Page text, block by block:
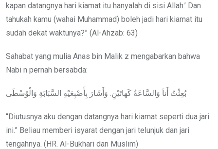
kapan datangnya hari kiamat itu hanyalah di sisi Allah.’ Dan
tahukah kamu (wahai Muhammad) boleh jadi hari kiamat itu
sudah dekat waktunya?” (Al-Ahzab: 63)
Sahabat yang mulia Anas bin Malik z mengabarkan bahwa
Nabi n pernah bersabda:
بُعِثْتُ أَناَ وَالسَّاعَةُ كَهاتَيْنِ. وَأَشَارَ بِأَصْبِعَيْهِ السَّبَابَةِ وَالْوُسْطَى
“Diutusnya aku dengan datangnya hari kiamat seperti dua jari
ini.” Beliau memberi isyarat dengan jari telunjuk dan jari
tengahnya. (HR. Al-Bukhari dan Muslim)